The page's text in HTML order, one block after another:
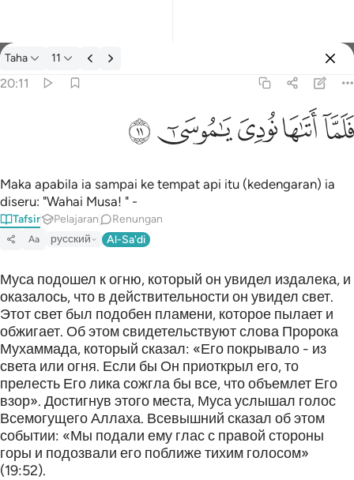
Tafsir: Taha 20:11
Taha 11
20:11
فَلَمَّآ أَتَىٰهَا نُودِىَ يَـٰمُوسَىٰٓ ١١
ﲵﲶﲷﲸﲹ
Maka apabila ia sampai ke tempat api itu (kedengaran) ia
diseru: "Wahai Musa! " -
Tafsir Pelajaran Renungan
Aa русский Al-Sa'di
Муса подошел к огню, который он увидел издалека, и
оказалось, что в действительности он увидел свет.
Этот свет был подобен пламени, которое пылает и
обжигает. Об этом свидетельствуют слова Пророка
Мухаммада, который сказал: «Его покрывало - из
света или огня. Если бы Он приоткрыл его, то
прелесть Его лика сожгла бы все, что объемлет Его
взор». Достигнув этого места, Муса услышал голос
Всемогущего Аллаха. Всевышний сказал об этом
событии: «Мы подали ему глас с правой стороны
горы и подозвали его поближе тихим голосом»
(19:52).